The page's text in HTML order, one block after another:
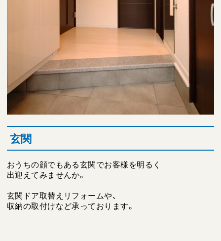
玄関
おうちの顔でもある玄関でお客様を明るく
出迎えてみませんか。
玄関ドア取替えリフォームや、
収納の取付けなど承っております。